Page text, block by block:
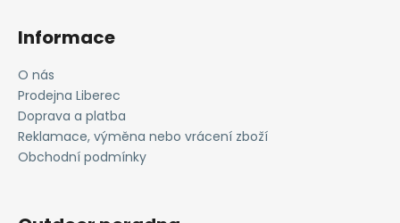
Informace
O nás
Prodejna Liberec
Doprava a platba
Reklamace, výměna nebo vrácení zboží
Obchodní podmínky